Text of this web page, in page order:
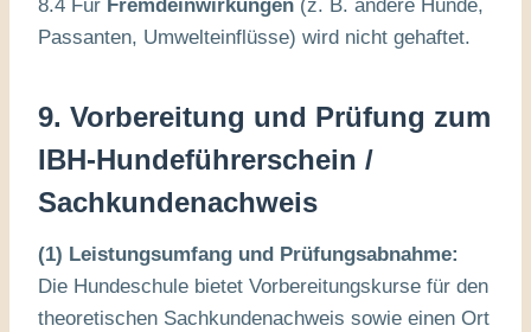
8.4 Für Fremdeinwirkungen (z. B. andere Hunde,
Passanten, Umwelteinflüsse) wird nicht gehaftet.
9. Vorbereitung und Prüfung zum
IBH-Hundeführerschein /
Sachkundenachweis
(1) Leistungsumfang und Prüfungsabnahme:
Die Hundeschule bietet Vorbereitungskurse für den
theoretischen Sachkundenachweis sowie einen Ort